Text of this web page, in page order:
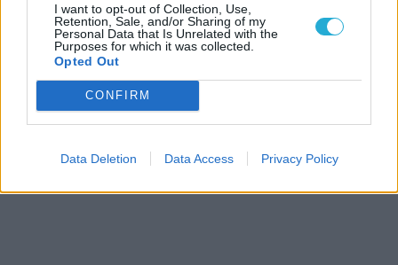
I want to opt-out of Collection, Use,
Retention, Sale, and/or Sharing of my
Personal Data that Is Unrelated with the
Purposes for which it was collected.
Opted Out
CONFIRM
Data Deletion Data Access Privacy Policy